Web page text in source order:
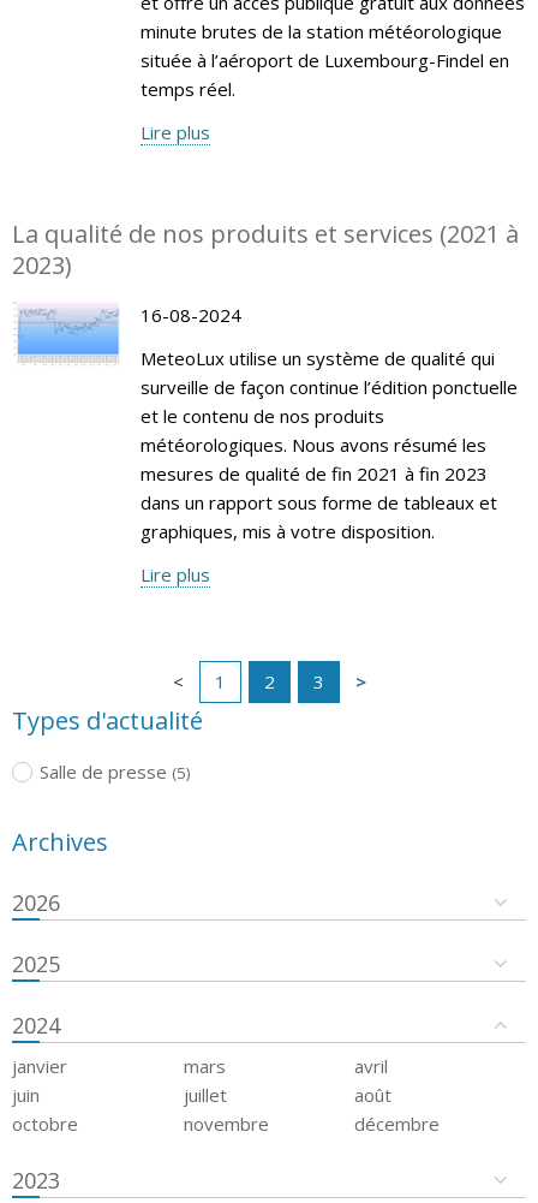
minute brutes de la station météorologique
située à l’aéroport de Luxembourg-Findel en
temps réel.
Lire plus
La qualité de nos produits et services (2021 à
2023)
16-08-2024
MeteoLux utilise un système de qualité qui
surveille de façon continue l’édition ponctuelle
et le contenu de nos produits
météorologiques. Nous avons résumé les
mesures de qualité de fin 2021 à fin 2023
dans un rapport sous forme de tableaux et
graphiques, mis à votre disposition.
Lire plus
1 2 3
Types d'actualité
Salle de presse (5)
Archives
2026
2025
2024
janvier mars
avril
juin
juillet
août
octobre
novembre décembre
2023